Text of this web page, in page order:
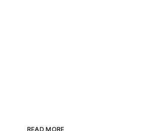
READ MORE